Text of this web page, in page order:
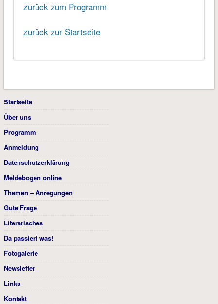
zurück zum Programm
zurück zur Startseite
Startseite
Über uns
Programm
Anmeldung
Datenschutzerklärung
Meldebogen online
Themen – Anregungen
Gute Frage
Literarisches
Da passiert was!
Fotogalerie
Newsletter
Links
Kontakt